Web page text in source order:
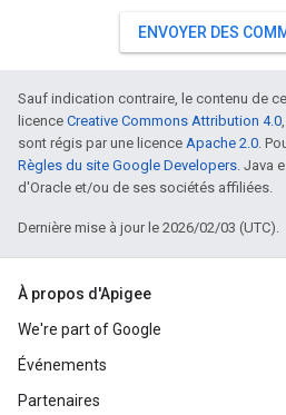
ENVOYER DES
Sauf indication contraire, le contenu de
licence Creative Commons Attribution 4.0
sont régis par une licence Apache 2.0.
Règles du site Google Developers. Java
d'Oracle et/ou de ses sociétés affiliées.
Dernière mise à jour le 2026/02/03 (UTC).
À propos d'Apigee
We're part of Google
Événements
Partenaires